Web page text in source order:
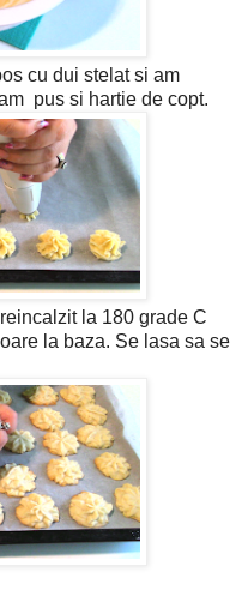
cu dui stelat si am
pus si hartie de copt.
la 180 grade C
la baza. Se lasa sa se